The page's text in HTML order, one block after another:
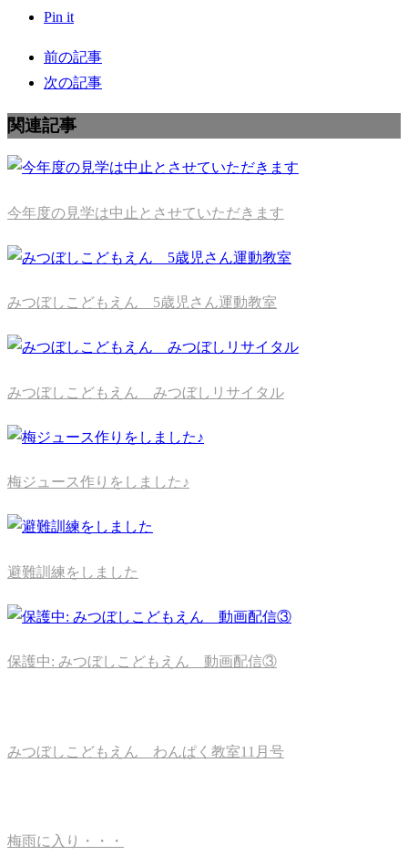
Pin it
前の記事
次の記事
関連記事
今年度の見学は中止とさせていただきます
みつぼしこどもえん 5歳児さん運動教室
みつぼしこどもえん みつぼしリサイタル
梅ジュース作りをしました♪
避難訓練をしました
保護中: みつぼしこどもえん 動画配信③
みつぼしこどもえん わんぱく教室11月号
梅雨に入り・・・